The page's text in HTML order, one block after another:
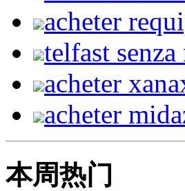
acheter
telfast
acheter
acheter
本周热门